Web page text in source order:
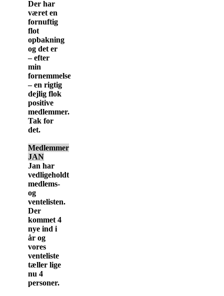
Der har
været en
fornuftig
flot
opbakning
og det er
– efter
min
fornemmelse
– en rigtig
dejlig flok
positive
medlemmer.
Tak for
det.
Medlemmer
JAN
Jan har
vedligeholdt
medlems-
og
ventelisten.
Der
kommet 4
nye ind i
år og
vores
venteliste
tæller lige
nu 4
personer.